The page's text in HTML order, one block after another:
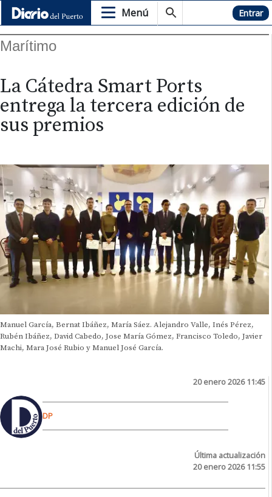
Menú Hemeroteca Entrar
Marítimo
La Cátedra Smart Ports
entrega la tercera edición de
sus premios
Manuel García, Bernat Ibáñez, María Sáez. Alejandro Valle, Inés Pérez,
Rubén Ibáñez, David Cabedo, Jose María Gómez, Francisco Toledo, Javier
Machi, Mara José Rubio y Manuel José García.
20 enero 2026 11:45
DP
Última actualización
20 enero 2026 11:55